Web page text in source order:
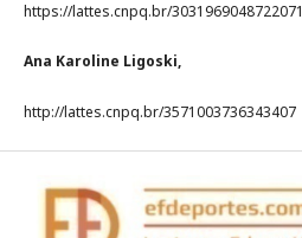
https://lattes.cnpq.br/3031969048722071
Ana Karoline Ligoski,
http://lattes.cnpq.br/3571003736343407